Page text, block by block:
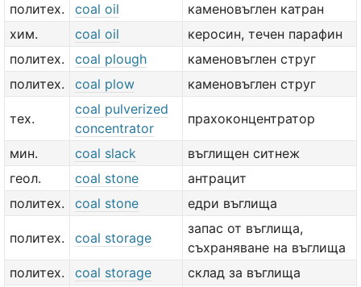
политех.
coal oil
каменовъглен катран
хим.
coal oil
керосин, течен парафин
политех.
coal plough
каменовъглен струг
политех.
coal plow каменовъглен струг
тех.
coal pulverized
concentrator
прахоконцентратор
мин. coal slack
въглищен ситнеж
геол.
coal stone
антрацит
политех.
coal stone едри въглища
политех. coal storage
запас от въглища,
съхраняване на въглища
политех.
coal storage
склад за въглища